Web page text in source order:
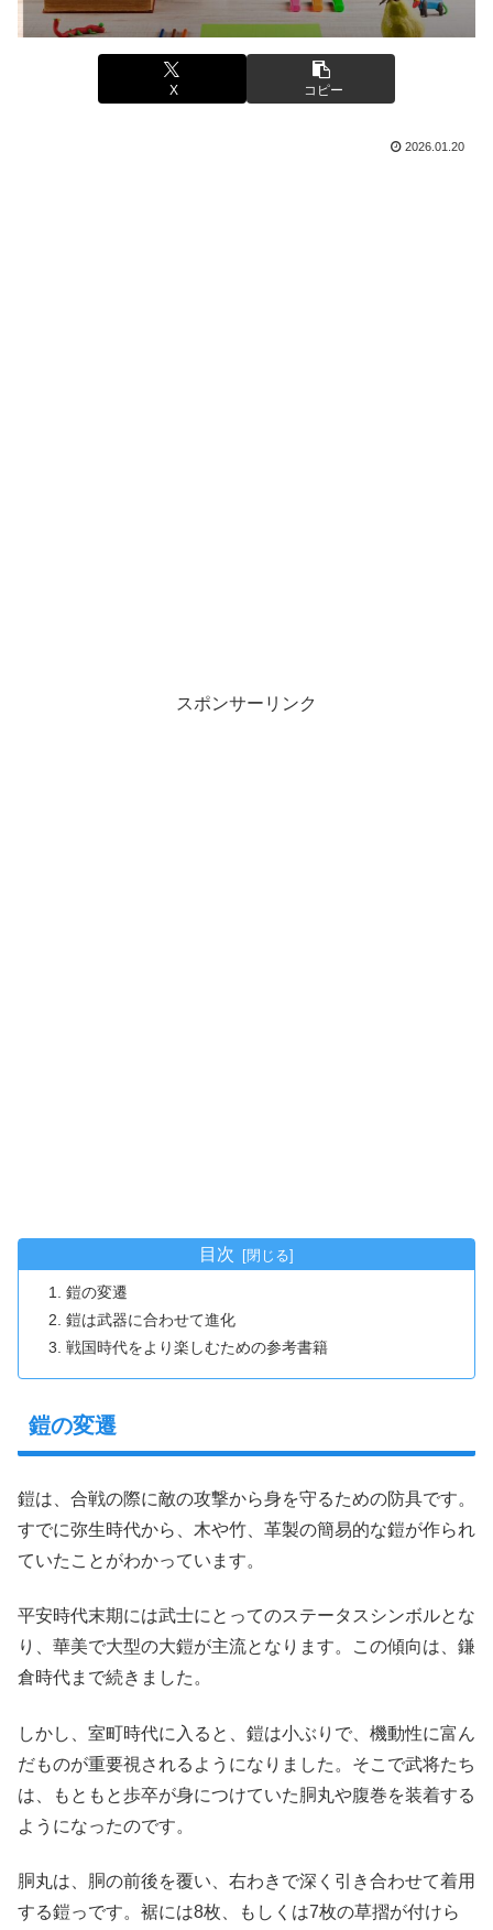
X コピー
2026.01.20
スポンサーリンク
目次
鎧の変遷
鎧は武器に合わせて進化
戦国時代をより楽しむための参考書籍
鎧の変遷
鎧は、合戦の際に敵の攻撃から身を守るための防具です。
すでに弥生時代から、木や竹、革製の簡易的な鎧が作られ
ていたことがわかっています。
平安時代末期には武士にとってのステータスシンボルとな
り、華美で大型の大鎧が主流となります。この傾向は、鎌
倉時代まで続きました。
しかし、室町時代に入ると、鎧は小ぶりで、機動性に富ん
だものが重要視されるようになりました。そこで武将たち
は、もともと歩卒が身につけていた胴丸や腹巻を装着する
ようになったのです。
胴丸は、胴の前後を覆い、右わきで深く引き合わせて着用
する鎧っです。裾には8枚、もしくは7枚の草摺が付けら